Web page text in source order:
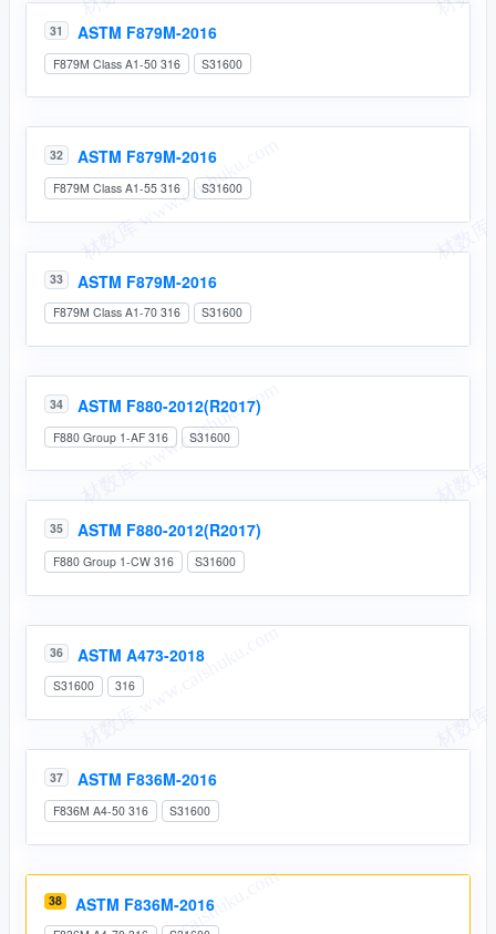
31 ASTM F879M-2016
F879M Class A1-50 316 S31600
32 ASTM F879M-2016
F879M Class A1-55 316 S31600
33 ASTM F879M-2016
F879M Class A1-70 316 S31600
34 ASTM F880-2012(R2017)
F880 Group 1-AF 316 S31600
35 ASTM F880-2012(R2017)
F880 Group 1-CW 316 S31600
36 ASTM A473-2018
S31600 316
37 ASTM F836M-2016
F836M A4-50 316 S31600
38 ASTM F836M-2016